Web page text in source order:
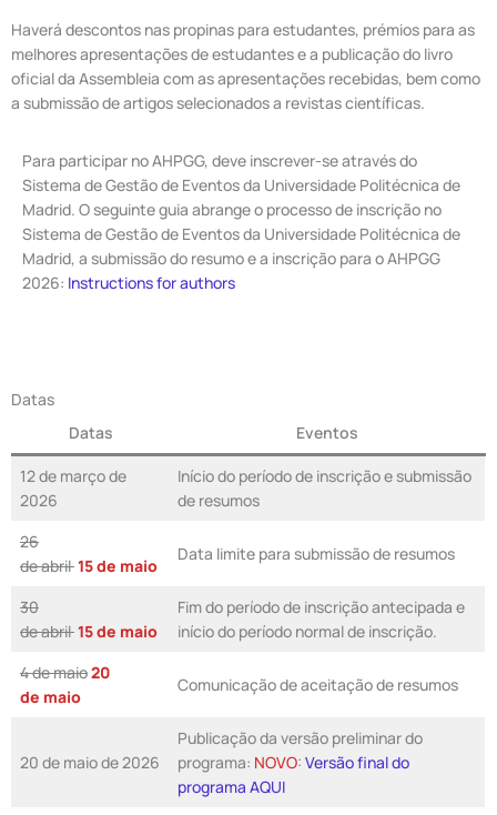
Haverá descontos nas propinas para estudantes, prémios para as
melhores apresentações de estudantes e a publicação do livro
oficial da Assembleia com as apresentações recebidas, bem como
a submissão de artigos selecionados a revistas científicas.
Para participar no AHPGG, deve inscrever-se através do
Sistema de Gestão de Eventos da Universidade Politécnica de
Madrid. O seguinte guia abrange o processo de inscrição no
Sistema de Gestão de Eventos da Universidade Politécnica de
Madrid, a submissão do resumo e a inscrição para o AHPGG
2026: Instructions for authors
Datas
Datas
Eventos
12 de março de
2026
Início do período de inscrição e submissão
de resumos
26
de abril15 de maio
Data limite para submissão de resumos
30
de abril15 de maio
Fim do período de inscrição antecipada e
início do período normal de inscrição.
4 de maio20
de maio
Comunicação de aceitação de resumos
20 de maio de 2026
Publicação da versão preliminar do
programa: NOVO: Versão final do
programa AQUI